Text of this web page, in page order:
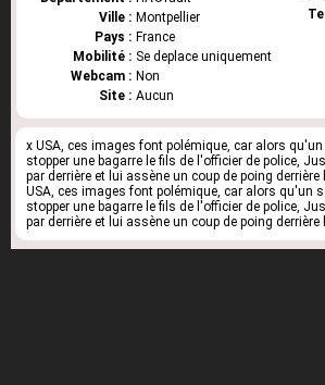
Ville : Montpellier
Pays : France
Mobilité : Se deplace uniquement
Webcam : Non
Site : Aucun
x USA, ces images font polémique, car alors
stopper une bagarre le fils de l'officier de police,
par derrière et lui assène un coup de poing
USA, ces images font polémique, car alors qu'un
stopper une bagarre le fils de l'officier de police,
par derrière et lui assène un coup de poing derrière